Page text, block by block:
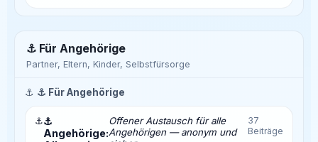
⚓ Für Angehörige
Partner, Eltern, Kinder, Selbstfürsorge
⚓ ⚓ Für Angehörige
⚓⚓
Angehörige:
Offener Austausch für alle
Angehörigen — anonym und
37
Beiträge